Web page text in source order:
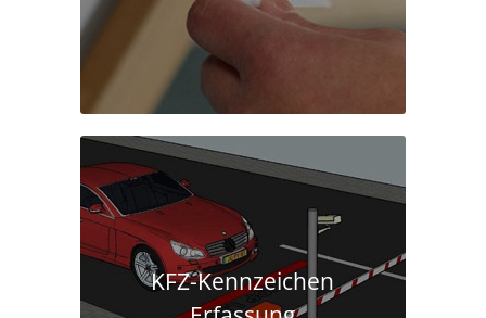
KFZ-Kennzeichen